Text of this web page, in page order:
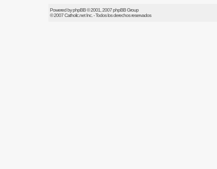
Powered byphpBB© 2001, 2007 phpBB Group
© 2007Catholic.netInc. - Todos los derechos reservados